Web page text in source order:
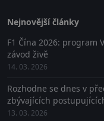
Nejnovější články
F1 Čína 2026: program
závod živě
14. 03. 2026
Rozhodne se dnes v
zbývajících
13. 03. 2026